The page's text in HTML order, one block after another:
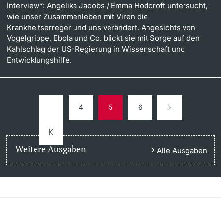
Interview*: Angelika Jacobs / Emma Hodcroft untersucht,
wie unser Zusammenleben mit Viren die
Krankheitserreger und uns verändert. Angesichts von
Vogelgrippe, Ebola und Co. blickt sie mit Sorge auf den
Kahlschlag der US-Regierung in Wissenschaft und
Entwicklungshilfe.
4 5 6
Weitere Ausgaben Alle Ausgaben